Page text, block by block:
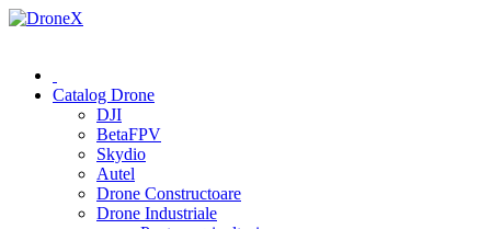
Catalog Drone
DJI
BetaFPV
Skydio
Autel
Drone Constructoare
Drone Industriale